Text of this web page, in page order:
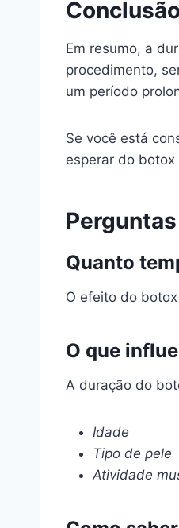
Em resumo, a
procedimento,
um período
Se você está
esperar do botox
Quanto
O efeito do
O que
A duração do
Idade
Tipo de pele
Atividade